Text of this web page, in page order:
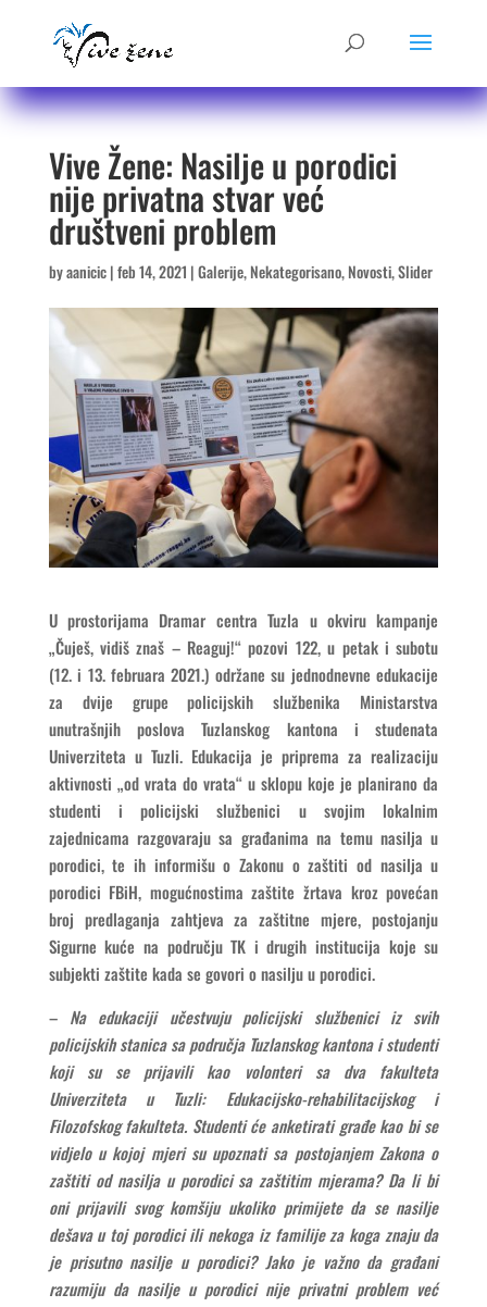
Vive Žene: Nasilje u porodici
nije privatna stvar već
društveni problem
byaanicic|feb 14, 2021 |Galerije,Nekategorisano,Novosti,Slider
U prostorijama Dramar centra Tuzla u okviru kampanje
„Čuješ, vidiš znaš – Reaguj!“ pozovi 122, u petak i subotu
(12. i 13. februara 2021.) održane su jednodnevne edukacije
za dvije grupe policijskih službenika Ministarstva
unutrašnjih poslova Tuzlanskog kantona i studenata
Univerziteta u Tuzli. Edukacija je priprema za realizaciju
aktivnosti „od vrata do vrata“ u sklopu koje je planirano da
studenti i policijski službenici u svojim lokalnim
zajednicama razgovaraju sa građanima na temu nasilja u
porodici, te ih informišu o Zakonu o zaštiti od nasilja u
porodici FBiH, mogućnostima zaštite žrtava kroz povećan
broj predlaganja zahtjeva za zaštitne mjere, postojanju
Sigurne kuće na području TK i drugih institucija koje su
subjekti zaštite kada se govori o nasilju u porodici.
– Na edukaciji učestvuju policijski službenici iz svih
policijskih stanica sa područja Tuzlanskog kantona i studenti
koji su se prijavili kao volonteri sa dva fakulteta
Univerziteta u Tuzli: Edukacijsko-rehabilitacijskog i
Filozofskog fakulteta. Studenti će anketirati građe kao bi se
vidjelo u kojoj mjeri su upoznati sa postojanjem Zakona o
zaštiti od nasilja u porodici sa zaštitim mjerama? Da li bi
oni prijavili svog komšiju ukoliko primijete da se nasilje
dešava u toj porodici ili nekoga iz familije za koga znaju da
je prisutno nasilje u porodici? Jako je važno da građani
razumiju da nasilje u porodici nije privatni problem već